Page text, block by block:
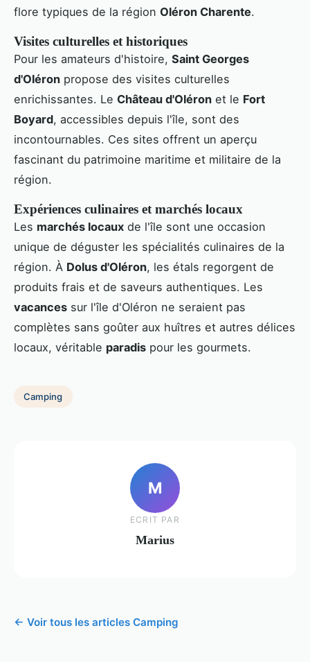
flore typiques de la région Oléron Charente.
Visites culturelles et historiques
Pour les amateurs d'histoire, Saint Georges
d'Oléron propose des visites culturelles
enrichissantes. Le Château d'Oléron et le Fort
Boyard, accessibles depuis l'île, sont des
incontournables. Ces sites offrent un aperçu
fascinant du patrimoine maritime et militaire de la
région.
Expériences culinaires et marchés locaux
Les marchés locaux de l'île sont une occasion
unique de déguster les spécialités culinaires de la
région. À Dolus d'Oléron, les étals regorgent de
produits frais et de saveurs authentiques. Les
vacances sur l'île d'Oléron ne seraient pas
complètes sans goûter aux huîtres et autres délices
locaux, véritable paradis pour les gourmets.
Camping
M
ECRIT PAR
Marius
← Voir tous les articles Camping